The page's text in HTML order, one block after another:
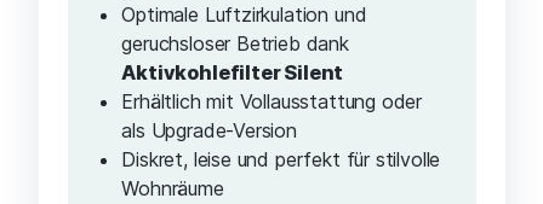
Optimale Luftzirkulation und
geruchsloser Betrieb dank
Aktivkohlefilter Silent
Erhältlich mit Vollausstattung oder
als Upgrade-Version
Diskret, leise und perfekt für stilvolle
Wohnräume